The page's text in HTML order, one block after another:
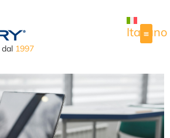
dal 1997
Italiano